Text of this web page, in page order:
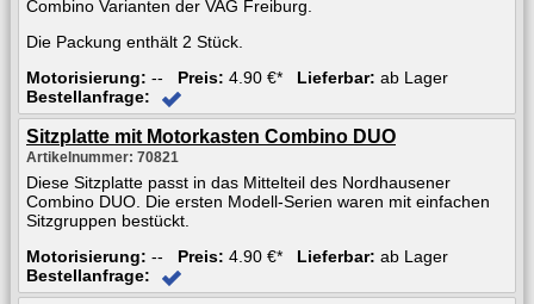
Combino Varianten der VAG Freiburg.
Die Packung enthält 2 Stück.
Motorisierung: -- Preis: 4.90 €* Lieferbar: ab Lager
Bestellanfrage:
Sitzplatte mit Motorkasten Combino DUO
Artikelnummer: 70821
Diese Sitzplatte passt in das Mittelteil des Nordhausener
Combino DUO. Die ersten Modell-Serien waren mit einfachen
Sitzgruppen bestückt.
Motorisierung: -- Preis: 4.90 €* Lieferbar: ab Lager
Bestellanfrage: